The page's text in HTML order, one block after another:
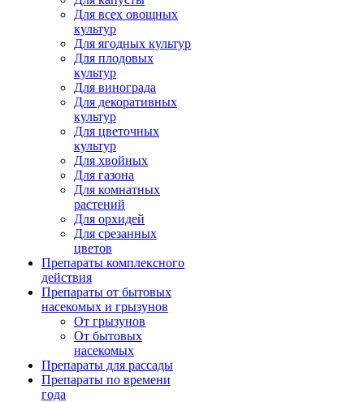
Для всех овощных
культур
Для ягодных культур
Для плодовых
культур
Для винограда
Для декоративных
культур
Для цветочных
культур
Для хвойных
Для газона
Для комнатных
растений
Для орхидей
Для срезанных
цветов
Препараты комплексного
действия
Препараты от бытовых
насекомых и грызунов
От грызунов
От бытовых
насекомых
Препараты для рассады
Препараты по времени
года